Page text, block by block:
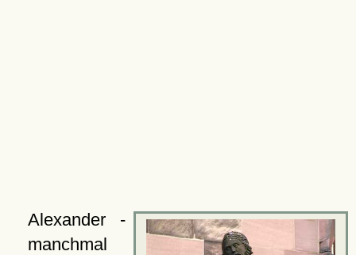
Alexander -
manchmal